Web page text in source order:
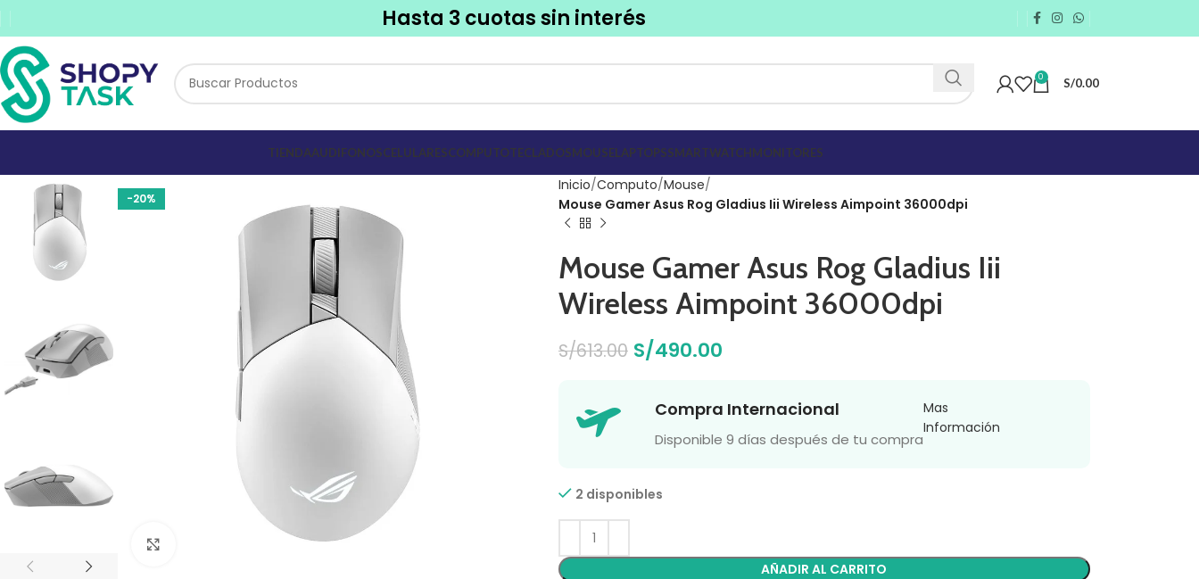
Hasta 3 cuotas sin interés
0 S/0.00
TIENDAAUDIFONOSCELULARESCOMPUTOTECLADOSMOUSELAPTOPSSMARTWATCHMONITORES
-20%
Inicio Computo Mouse
Mouse Gamer Asus Rog Gladius Iii Wireless Aimpoint 36000dpi
Mouse Gamer Asus Rog Gladius Iii
Wireless Aimpoint 36000dpi
S/613.00 S/490.00
Compra Internacional
Disponible 9 días después de tu compra
Mas
Información
2 disponibles
AÑADIR AL CARRITO